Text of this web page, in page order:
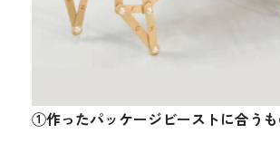
①作ったパッケージビーストに合うも